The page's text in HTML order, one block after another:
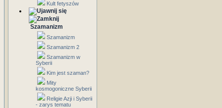
Kult fetyszów
Szamanizm
Szamanizm
Szamanizm 2
Szamanizm w
Syberii
Kim jest szaman?
Mity
kosmogoniczne Syberii
Religie Azji i Syberii
- zarys tematu